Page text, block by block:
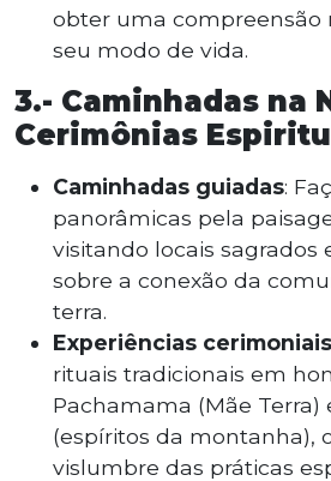
obter uma compreensão
seu modo de vida.
3.- Caminhadas na
Cerimônias
Caminhadas guiadas:
panorâmicas pela
visitando locais sagrados
sobre a conexão da
terra.
Experiências cerimoniais
rituais tradicionais em
Pachamama (Mãe Terra)
(espíritos da montanha),
vislumbre das práticas